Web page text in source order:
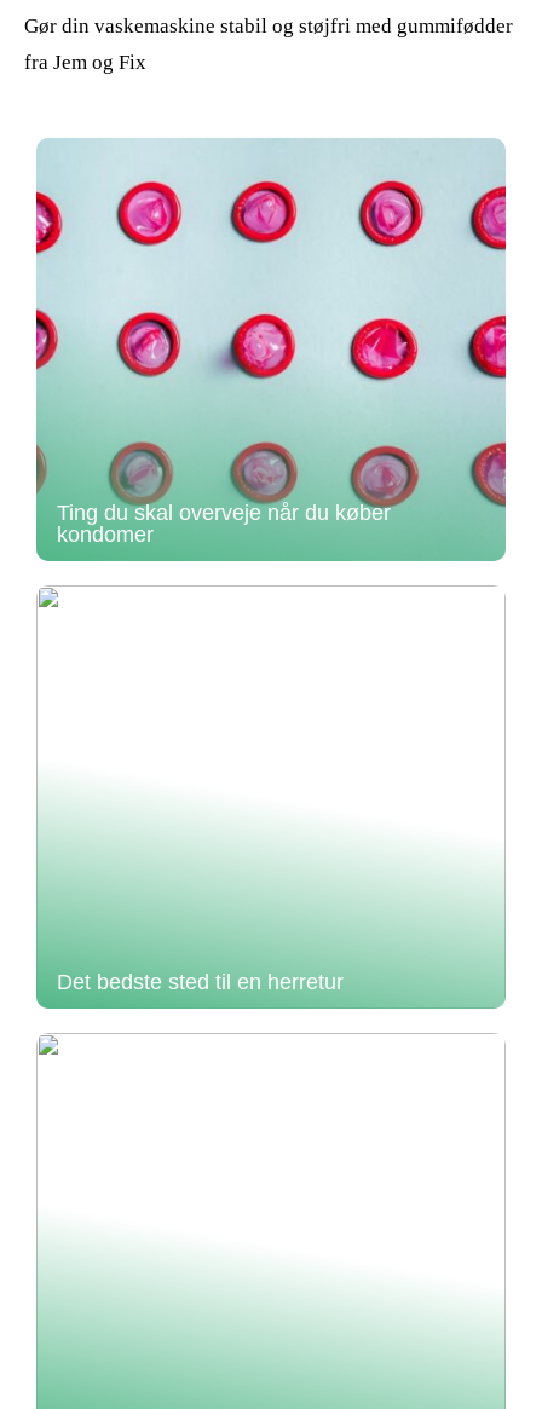
Gør din vaskemaskine stabil og støjfri med gummifødder
fra Jem og Fix
Ting du skal overveje når du køber
kondomer
Det bedste sted til en herretur